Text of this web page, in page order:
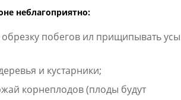
неблагоприятно:
побегов ил прищипывать
и кустарники;
корнеплодов (плоды будут